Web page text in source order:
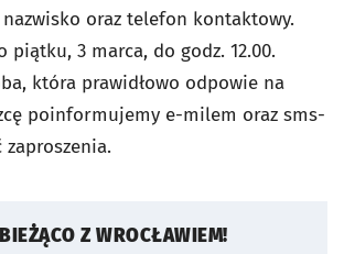
oraz telefon kontaktowy.
piątku, 3 marca, do godz. 12.00.
która prawidłowo odpowie na
poinformujemy e-milem oraz sms-
Z WROCŁAWIEM!